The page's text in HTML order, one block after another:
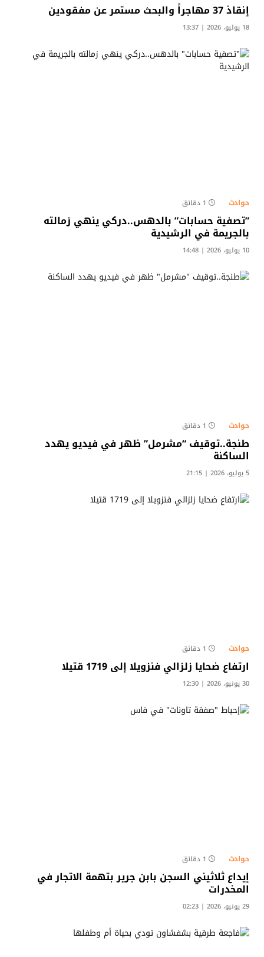
إنقاذ 37 مهاجراً والبحث مستمر عن مفقودين
18 يوليو، 2026 | 13:37
حوادث 1 دقائق
​”تصفية حسابات” بالدهس..دركي ينهي زمالته
بالجريمة في الرشيدية
10 يوليو، 2026 | 14:48
حوادث 1 دقائق
طنجة..توقيف “مشرمل” ظهر في فيديو يهدد
الساكنة​
5 يوليو، 2026 | 21:15
حوادث 1 دقائق
ارتفاع ضحايا زلزالي فنزويلا إلى 1719 قتيلا
30 يونيو، 2026 | 12:30
حوادث 1 دقائق
إيداع ثلاثيني السجن بابن جرير بتهمة الاتجار في
المخدرات
29 يونيو، 2026 | 02:23